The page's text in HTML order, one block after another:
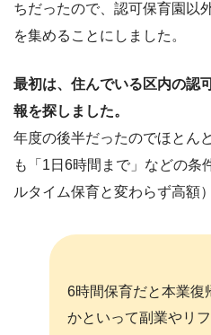
ちだったので、認可保育園以
を集めることにしました。
最初は、住んでいる区内の認
報を探しました。
年度の後半だったのでほとん
も「1日6時間まで」などの条
ルタイム保育と変わらず高額）
6時間保育だと本業復
かといって副業やリ